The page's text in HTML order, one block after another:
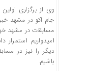
وی از برگزاری
جام اکو در مشهد
مسابقات در مشهد
امیدواریم استمرار
دیگر را نیز در
باشیم.